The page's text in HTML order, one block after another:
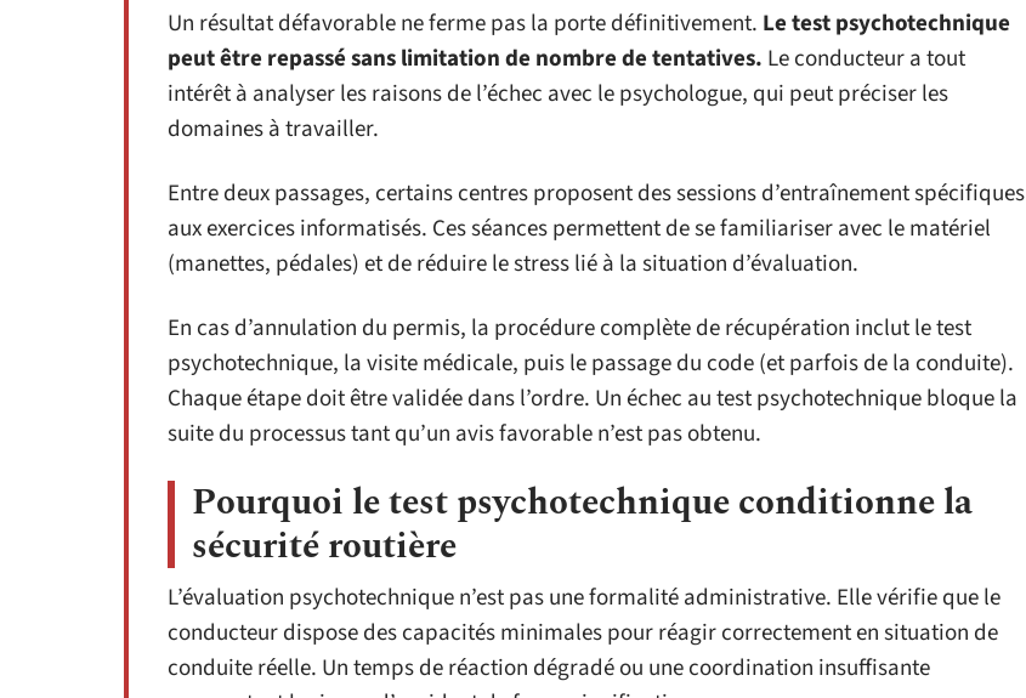
Un résultat défavorable ne ferme pas la porte définitivement. Le test psychotechnique
peut être repassé sans limitation de nombre de tentatives. Le conducteur a tout
intérêt à analyser les raisons de l’échec avec le psychologue, qui peut préciser les
domaines à travailler.
Entre deux passages, certains centres proposent des sessions d’entraînement spécifiques
aux exercices informatisés. Ces séances permettent de se familiariser avec le matériel
(manettes, pédales) et de réduire le stress lié à la situation d’évaluation.
En cas d’annulation du permis, la procédure complète de récupération inclut le test
psychotechnique, la visite médicale, puis le passage du code (et parfois de la conduite).
Chaque étape doit être validée dans l’ordre. Un échec au test psychotechnique bloque la
suite du processus tant qu’un avis favorable n’est pas obtenu.
Pourquoi le test psychotechnique conditionne la
sécurité routière
L’évaluation psychotechnique n’est pas une formalité administrative. Elle vérifie que le
conducteur dispose des capacités minimales pour réagir correctement en situation de
conduite réelle. Un temps de réaction dégradé ou une coordination insuffisante